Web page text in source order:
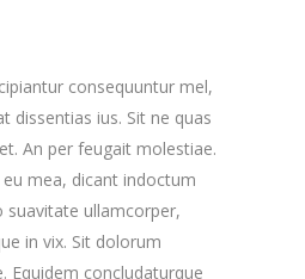
consequuntur mel,
dissentias ius. Sit ne quas
An per feugait molestiae.
mea, dicant indoctum
suavitate ullamcorper,
in vix. Sit dolorum
Equidem concludaturque